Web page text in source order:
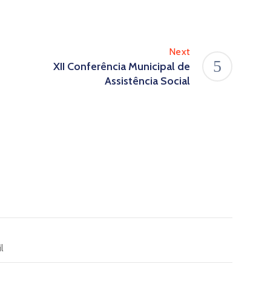
Next
XII Conferência Municipal de
Assistência Social